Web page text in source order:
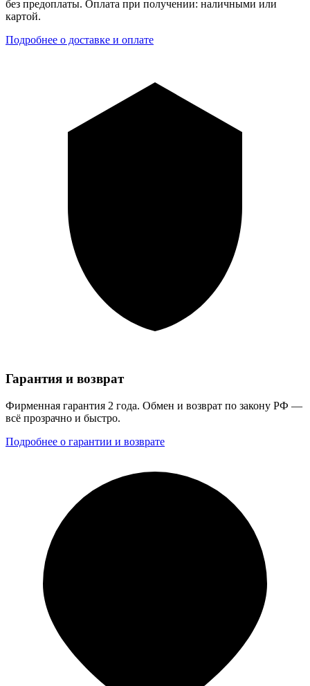
без предоплаты. Оплата при получении: наличными или
картой.
Подробнее о доставке и оплате
Гарантия и возврат
Фирменная гарантия 2 года. Обмен и возврат по закону РФ —
всё прозрачно и быстро.
Подробнее о гарантии и возврате